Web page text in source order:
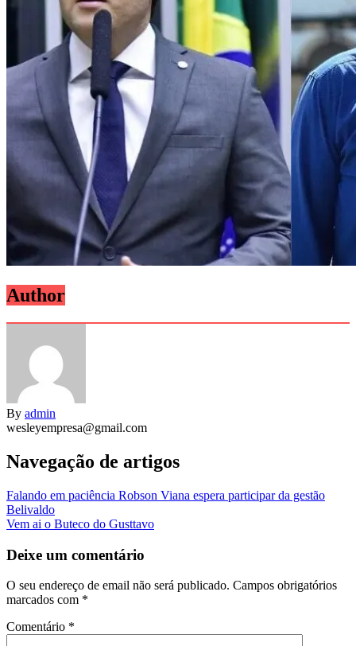
Author
By admin
wesleyempresa@gmail.com
Navegação de artigos
Falando em paciência Robson Viana espera participar da gestão
Belivaldo
Vem ai o Buteco do Gusttavo
Deixe um comentário
O seu endereço de email não será publicado. Campos obrigatórios
marcados com *
Comentário *